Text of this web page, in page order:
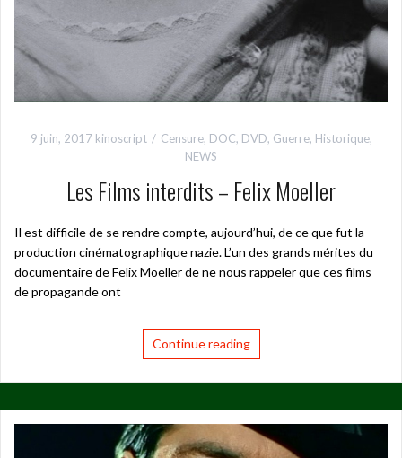
9 juin, 2017 kinoscript Censure, DOC, DVD, Guerre, Historique,
NEWS
Les Films interdits – Felix Moeller
Il est difficile de se rendre compte, aujourd’hui, de ce que fut la
production cinématographique nazie. L’un des grands mérites du
documentaire de Felix Moeller de ne nous rappeler que ces films
de propagande ont
Continue reading